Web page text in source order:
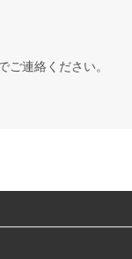
連絡ください。